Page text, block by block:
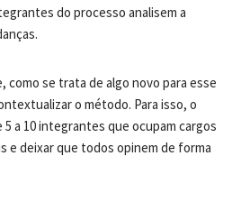
do processo analisem a
como se trata de algo novo para esse
o método. Para isso, o
a 10 integrantes que ocupam cargos
e deixar que todos opinem de forma